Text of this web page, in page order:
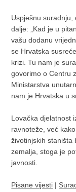
Uspješnu suradnju,
dalje: „Kad je u
vašu dodanu
se Hrvatska
krizi. Tu nam je
govorimo o Centru
Ministarstva
nam je Hrvatska u
Lovačka djelatnost
ravnoteže, već
životinjskih staništa
zemalja, stoga je
javnosti.
Pisane vijesti |